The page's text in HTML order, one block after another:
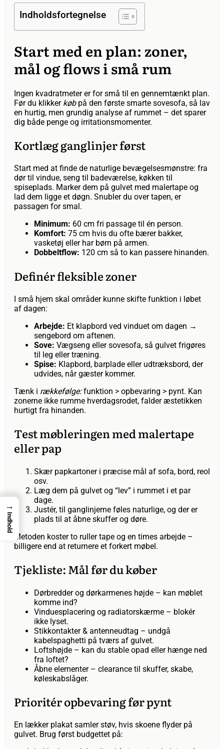
Indholdsfortegnelse
Start med en plan: zoner,
mål og flows i små rum
Ingen kvadratmeter er for små til en gennemtænkt plan.
Før du klikker købpå den første smarte sovesofa, så lav
en hurtig, men grundig analyse af rummet – det sparer
dig både penge og irritationsmomenter.
Kortlæg ganglinjer først
Start med at finde de naturlige bevægelses­mønstre: fra
dør til vindue, seng til badeværelse, køkken til
spiseplads. Marker dem på gulvet med malertape og
lad dem ligge et døgn. Snubler du over tapen, er
passagen for smal.
Minimum: 60 cm fri passage til én person.
Komfort: 75 cm hvis du ofte bærer bakker,
vasketøj eller har børn på armen.
Dobbeltflow: 120 cm så to kan passere hinanden.
Definér fleksible zoner
I små hjem skal områder kunne skifte funktion i løbet
af dagen:
Arbejde: Et klapbord ved vinduet om dagen →
sengebord om aftenen.
Sove: Vægseng eller sovesofa, så gulvet frigøres
til leg eller træning.
Spise: Klapbord, barplade eller udtræksbord, der
udvides, når gæster kommer.
Tænk i rækkefølge:funktion > opbevaring > pynt. Kan
zonerne ikke rumme hverdagsrodet, falder æstetikken
hurtigt fra hinanden.
Test møbleringen med malertape
eller pap
Skær papkartoner i præcise mål af sofa, bord, reol
osv.
Læg dem på gulvet og “lev” i rummet i et par
dage.
Justér, til ganglinjerne føles naturlige, og der er
plads til at åbne skuffer og døre.
Metoden koster to ruller tape og en times arbejde –
billigere end at returnere et forkert møbel.
Tjekliste: Mål før du køber
Dørbredder og dørkarmenes højde – kan møblet
komme ind?
Vinduesplacering og radiatorskærme – blokér
ikke lyset.
Stikkontakter & antenneudtag – undgå
kabelspaghetti på tværs af gulvet.
Loftshøjde – kan du stable opad eller hænge ned
fra loftet?
Åbne elementer – clearance til skuffer, skabe,
køleskabslåger.
Prioritér opbevaring før pynt
En lækker plakat samler støv, hvis skoene flyder på
gulvet. Brug først budgettet på:
→
Indhold